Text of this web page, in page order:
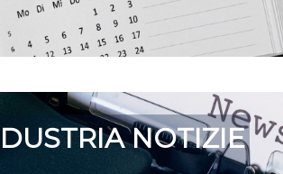
NOTIZIE